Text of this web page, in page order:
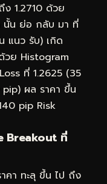
ง 1.2710 ด้วย
นั้น ย่อ กลับ มา ที่
แนว รับ) เกิด
วย Histogram
ที่ 1.2625 (35
ผล ราคา ขึ้น
pip Risk
Breakout ที่
คา ทะลุ ขึ้น ไป ถึง